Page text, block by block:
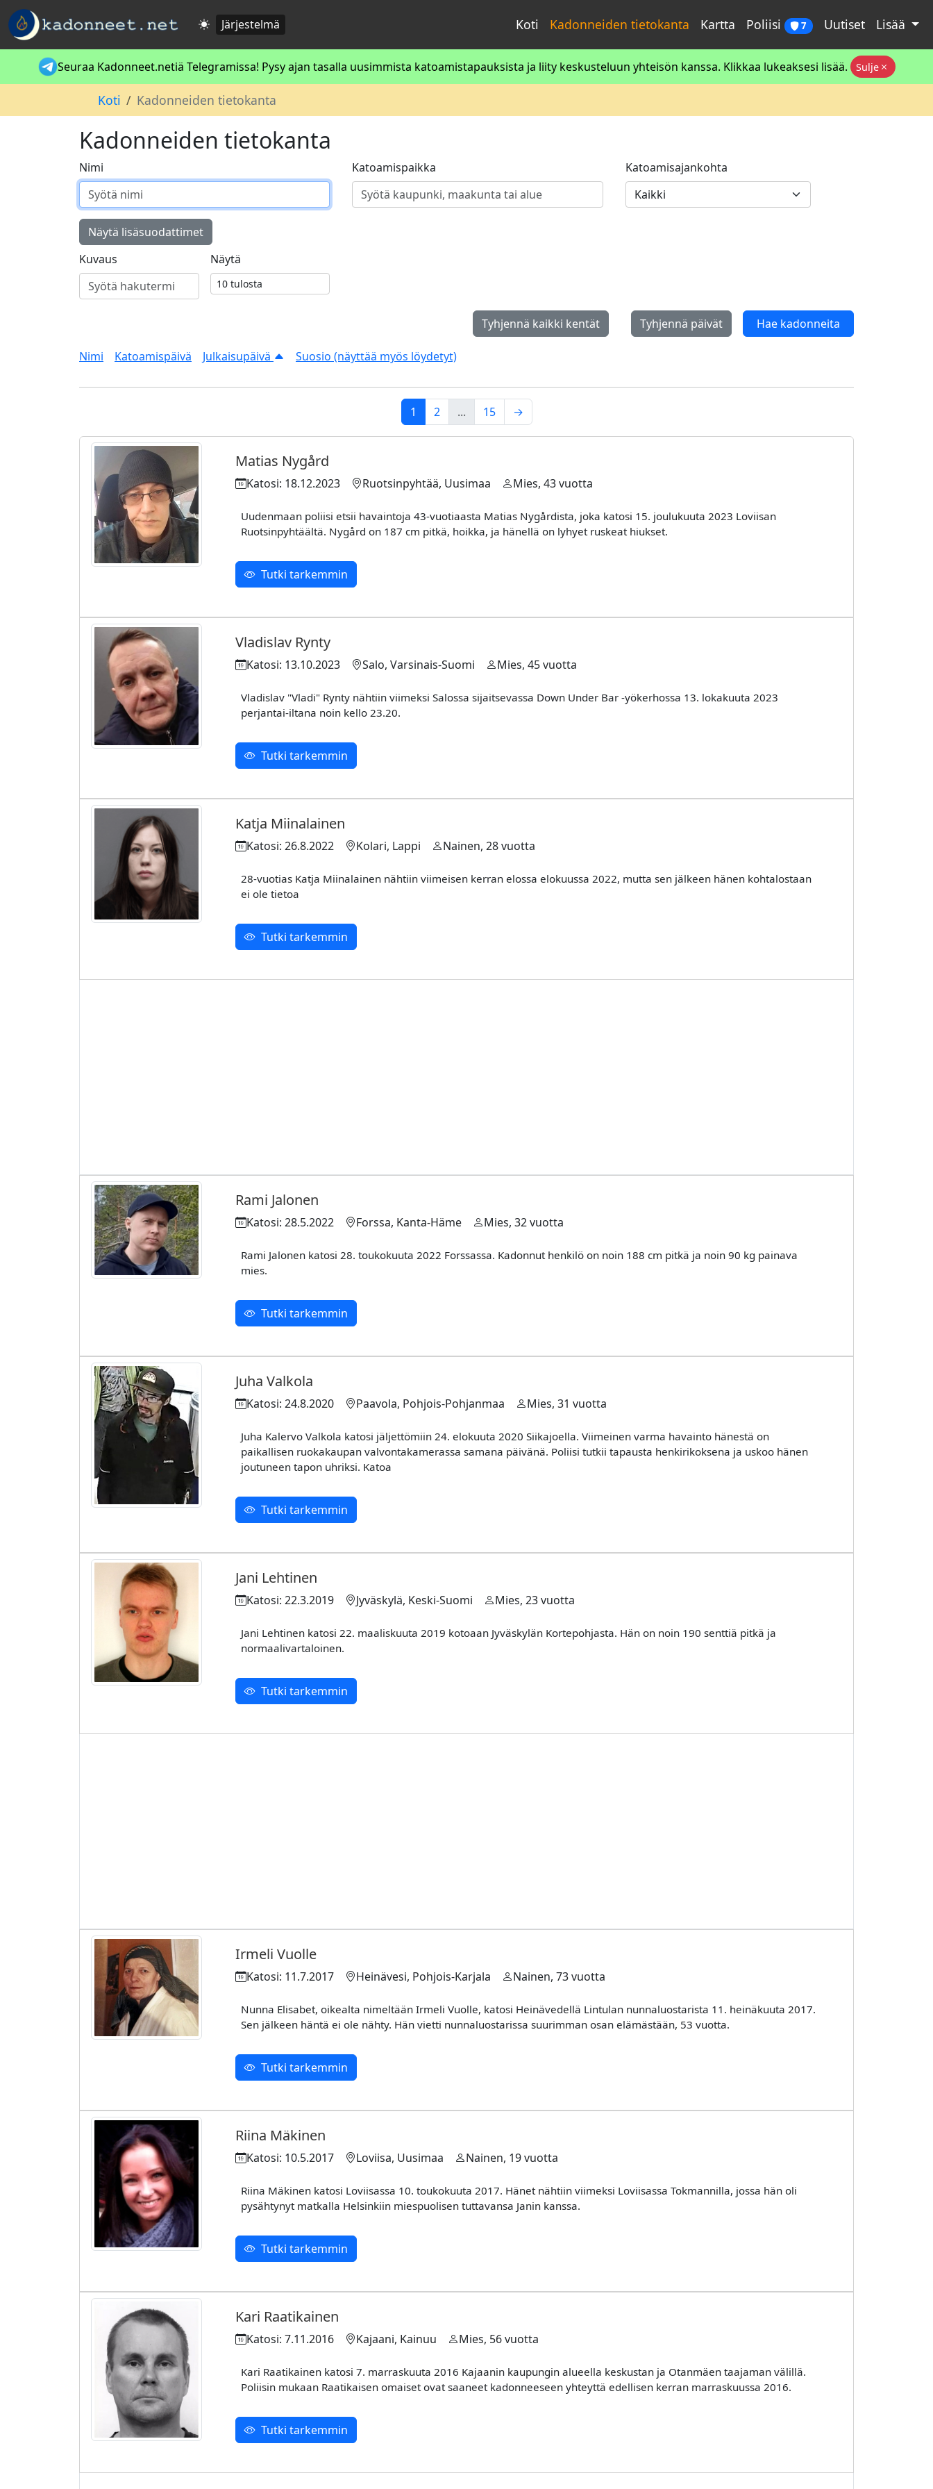
Järjestelmä Koti Kadonneiden tietokanta Kartta Poliisi 7 Uutiset Lisää
Seuraa Kadonneet.netiä Telegramissa! Pysy ajan tasalla uusimmista katoamistapauksista ja liity keskusteluun yhteisön kanssa. Klikkaa lukeaksesi lisää. Sulje
Koti Kadonneiden tietokanta
Kadonneiden tietokanta
Nimi Katoamispaikka Katoamisajankohta
Näytä lisäsuodattimet
Kuvaus
Näytä
Tyhjennä kaikki kentät Tyhjennä päivät Hae kadonneita
Nimi Katoamispäivä Julkaisupäivä Suosio (näyttää myös löydetyt)
1 2 ... 15 →
Matias Nygård
Katosi: 18.12.2023 Ruotsinpyhtää, Uusimaa Mies, 43 vuotta
Uudenmaan poliisi etsii havaintoja 43-vuotiaasta Matias Nygårdista, joka katosi 15. joulukuuta 2023 Loviisan
Ruotsinpyhtäältä. Nygård on 187 cm pitkä, hoikka, ja hänellä on lyhyet ruskeat hiukset.
Tutki tarkemmin
Vladislav Rynty
Katosi: 13.10.2023 Salo, Varsinais-Suomi Mies, 45 vuotta
Vladislav "Vladi" Rynty nähtiin viimeksi Salossa sijaitsevassa Down Under Bar -yökerhossa 13. lokakuuta 2023
perjantai-iltana noin kello 23.20.
Tutki tarkemmin
Katja Miinalainen
Katosi: 26.8.2022 Kolari, Lappi Nainen, 28 vuotta
28-vuotias Katja Miinalainen nähtiin viimeisen kerran elossa elokuussa 2022, mutta sen jälkeen hänen kohtalostaan
ei ole tietoa
Tutki tarkemmin
Rami Jalonen
Katosi: 28.5.2022 Forssa, Kanta-Häme Mies, 32 vuotta
Rami Jalonen katosi 28. toukokuuta 2022 Forssassa. Kadonnut henkilö on noin 188 cm pitkä ja noin 90 kg painava
mies.
Tutki tarkemmin
Juha Valkola
Katosi: 24.8.2020 Paavola, Pohjois-Pohjanmaa Mies, 31 vuotta
Juha Kalervo Valkola katosi jäljettömiin 24. elokuuta 2020 Siikajoella. Viimeinen varma havainto hänestä on
paikallisen ruokakaupan valvontakamerassa samana päivänä. Poliisi tutkii tapausta henkirikoksena ja uskoo hänen
joutuneen tapon uhriksi. Katoa
Tutki tarkemmin
Jani Lehtinen
Katosi: 22.3.2019 Jyväskylä, Keski-Suomi Mies, 23 vuotta
Jani Lehtinen katosi 22. maaliskuuta 2019 kotoaan Jyväskylän Kortepohjasta. Hän on noin 190 senttiä pitkä ja
normaalivartaloinen.
Tutki tarkemmin
Irmeli Vuolle
Katosi: 11.7.2017 Heinävesi, Pohjois-Karjala Nainen, 73 vuotta
Nunna Elisabet, oikealta nimeltään Irmeli Vuolle, katosi Heinävedellä Lintulan nunnaluostarista 11. heinäkuuta 2017.
Sen jälkeen häntä ei ole nähty. Hän vietti nunnaluostarissa suurimman osan elämästään, 53 vuotta.
Tutki tarkemmin
Riina Mäkinen
Katosi: 10.5.2017 Loviisa, Uusimaa Nainen, 19 vuotta
Riina Mäkinen katosi Loviisassa 10. toukokuuta 2017. Hänet nähtiin viimeksi Loviisassa Tokmannilla, jossa hän oli
pysähtynyt matkalla Helsinkiin miespuolisen tuttavansa Janin kanssa.
Tutki tarkemmin
Kari Raatikainen
Katosi: 7.11.2016 Kajaani, Kainuu Mies, 56 vuotta
Kari Raatikainen katosi 7. marraskuuta 2016 Kajaanin kaupungin alueella keskustan ja Otanmäen taajaman välillä.
Poliisin mukaan Raatikaisen omaiset ovat saaneet kadonneeseen yhteyttä edellisen kerran marraskuussa 2016.
Tutki tarkemmin